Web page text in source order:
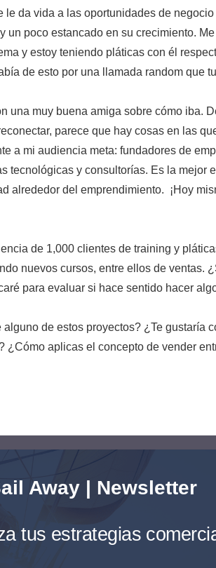
le da vida a las oportunidades de
un poco estancado en su crecimiento.
y estoy teniendo pláticas con él
de esto por una llamada random que
una muy buena amiga sobre cómo iba.
parece que hay cosas en las
a mi audiencia meta: fundadores de
tecnológicas y consultorías. Es la mejor
alrededor del emprendimiento. ¡Hoy
de 1,000 clientes de training y
nuevos cursos, entre ellos de ventas.
para evaluar si hace sentido hacer
de estos proyectos? ¿Te gustaría
¿Cómo aplicas el concepto de vender
Away | Newsletter
tus estrategias